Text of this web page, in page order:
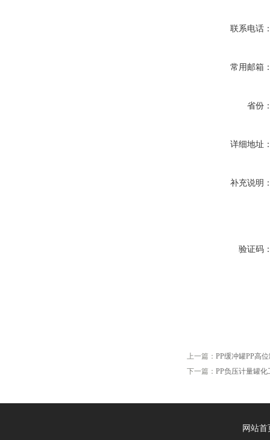
联系电话
常用邮箱
省份
详细地址
补充说明
验证码
上一篇： PP缓冲罐PP高
下一篇： PP负压计量罐
网站首